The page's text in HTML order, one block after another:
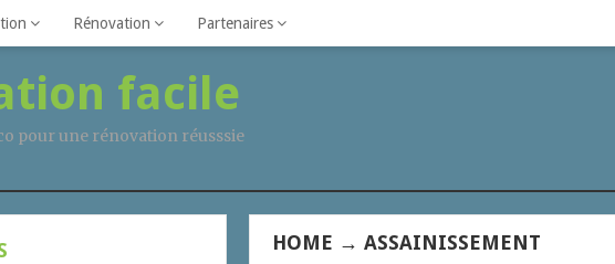
Rénovation Partenaires
facile
pour une rénovation réusssie
HOME → ASSAINISSEMENT